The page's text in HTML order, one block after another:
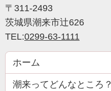
〒311-2493
茨城県潮来市辻626
TEL:0299-63-1111
ホーム
潮来ってどんなところ？